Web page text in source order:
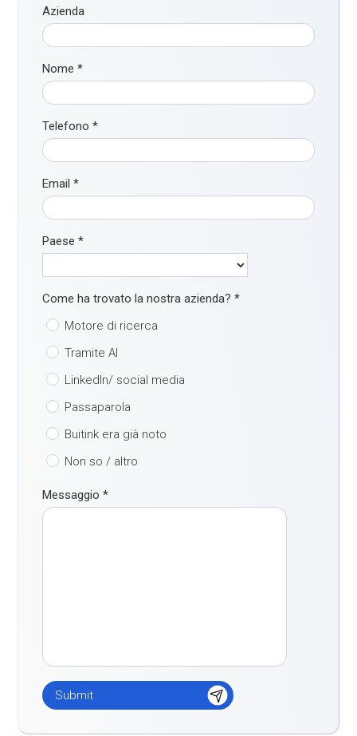
Azienda
Nome*
Telefono*
Email*
Paese*
Come ha trovato la nostra azienda?*
Motore di ricerca
Tramite AI
LinkedIn/ social media
Passaparola
Buitink era già noto
Non so / altro
Messaggio*